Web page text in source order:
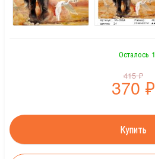
Осталось 1
415₽
370 ₽